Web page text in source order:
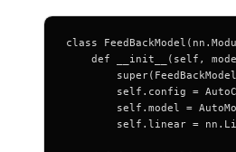
class
def __init__(self,
self.config =
self.model =
self.linear =